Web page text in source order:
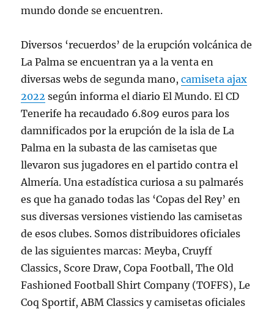
mundo donde se encuentren.
Diversos ‘recuerdos’ de la erupción volcánica de
La Palma se encuentran ya a la venta en
diversas webs de segunda mano,camiseta ajax
2022 según informa el diario El Mundo. El CD
Tenerife ha recaudado 6.809 euros para los
damnificados por la erupción de la isla de La
Palma en la subasta de las camisetas que
llevaron sus jugadores en el partido contra el
Almería. Una estadística curiosa a su palmarés
es que ha ganado todas las ‘Copas del Rey’ en
sus diversas versiones vistiendo las camisetas
de esos clubes. Somos distribuidores oficiales
de las siguientes marcas: Meyba, Cruyff
Classics, Score Draw, Copa Football, The Old
Fashioned Football Shirt Company (TOFFS), Le
Coq Sportif, ABM Classics y camisetas oficiales